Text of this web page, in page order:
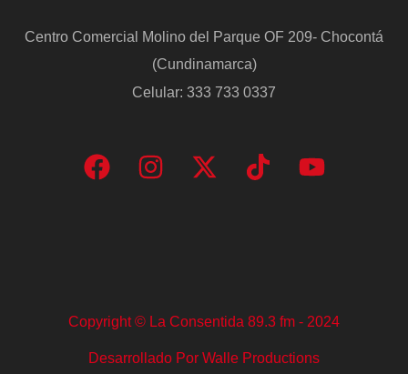
Centro Comercial Molino del Parque OF 209- Chocontá
(Cundinamarca)
Celular: 333 733 0337
Copyright © La Consentida 89.3 fm - 2024
Desarrollado Por Walle Productions